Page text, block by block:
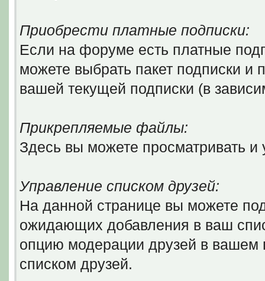
Приобрести платные подписки:
Если на форуме есть платные
можете выбрать пакет подписки и
вашей текущей подписки (в
Прикрепляемые файлы:
Здесь вы можете просматривать
Управление списком друзей:
На данной странице вы можете
ожидающих добавления в ваш
опцию модерации друзей в вашем
списком друзей.